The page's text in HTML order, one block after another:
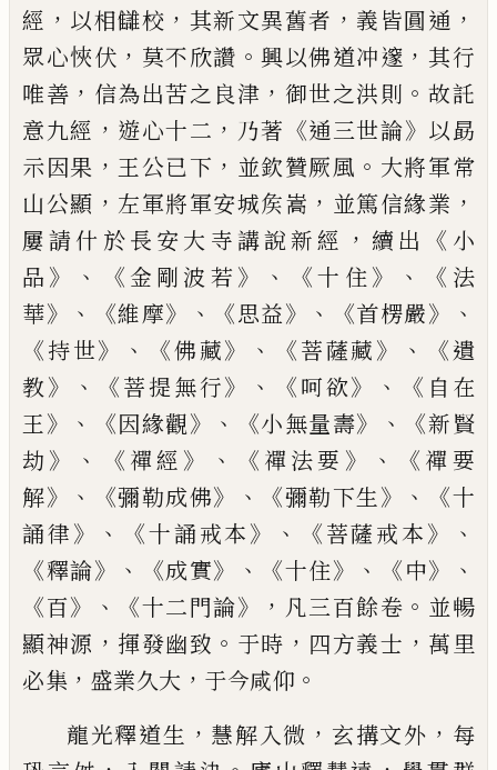
經 ， 以相讎校 ， 其新文異舊者 ， 義皆圓通 ，
眾心悏伏 ， 莫不欣讚 。興以佛道冲邃 ，其行
唯善 ， 信為出苦之良津 ， 御世之洪則 。 故託
意九經 ， 遊心十二 ， 乃著 《通三世論》 以勗
示因果 ， 王公已下 ， 並欽贊厥風 。 大將軍常
山公顯 ， 左軍將軍安城矦嵩 ， 並篤信緣業 ，
屢請什於長安大寺講說新經 ， 續出 《 小
品 》、《 金剛 波 若》、《十住 》、《 法
華》、《維摩》、《思益》、《首楞嚴》、
《持世》、《佛藏》、《菩薩藏》、《遺
教》、《菩提無行》、《呵欲》、《 自在
王》、《因緣觀》、《小無量壽》、《新賢
劫 》、《 禪經 》、《 禪法要 》、《 禪要
解》、《彌勒成佛》、《彌勒下生》、《十
誦律》、《十誦戒本》、《菩薩戒本》、
《釋論》、《成實》、《十住》、《中》、
《百》、《十二門論》， 凡三百餘卷 。 並暢
顯神源 ， 揮發幽致 。 于時 ， 四方義士 ， 萬里
必集 ， 盛業久大 ， 于今咸仰 。
龍光釋道生 ， 慧解入微 ， 玄搆文外 ， 每